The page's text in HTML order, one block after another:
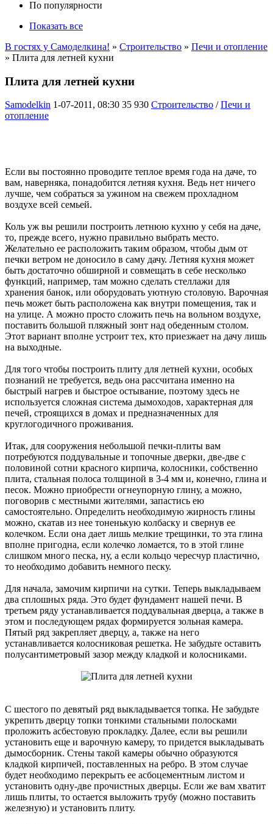
По популярности
Показать все
В гостях у Самоделкина! » Строительство » Печи и отопление
» Плита для летней кухни
Плита для летней кухни
Samodelkin 1-07-2011, 08:30 35 930 Строительство /Печи и
отопление
Если вы постоянно проводите теплое время года на даче, то
вам, наверняка, понадобится летняя кухня. Ведь нет ничего
лучше, чем собраться за ужином на свежем прохладном
воздухе всей семьей.
Коль уж вы решили построить летнюю кухню у себя на даче,
то, прежде всего, нужно правильно выбрать место.
Желательно ее расположить таким образом, чтобы дым от
печки ветром не доносило в саму дачу. Летняя кухня может
быть достаточно обширной и совмещать в себе несколько
функций, например, там можно сделать стеллажи для
хранения банок, или оборудовать уютную столовую. Варочная
печь может быть расположена как внутри помещения, так и
на улице. А можно просто сложить печь на вольном воздухе,
поставить большой пляжный зонт над обеденным столом.
Этот вариант вполне устроит тех, кто приезжает на дачу лишь
на выходные.
Для того чтобы построить плиту для летней кухни, особых
познаний не требуется, ведь она рассчитана именно на
быстрый нагрев и быстрое остывание, поэтому здесь не
используется сложная система дымоходов, характерная для
печей, строящихся в домах и предназначенных для
круглогодичного проживания.
Итак, для сооружения небольшой печки-плиты вам
потребуются поддувальные и топочные дверки, две-две с
половиной сотни красного кирпича, колосники, собственно
плита, стальная полоса толщиной в 3-4 мм и, конечно, глина и
песок. Можно приобрести огнеупорную глину, а можно,
поговорив с местными жителями, запастись ею
самостоятельно. Определить необходимую жирность глины
можно, скатав из нее тоненькую колбаску и свернув ее
колечком. Если она дает лишь мелкие трещинки, то эта глина
вполне пригодна, если колечко ломается, то в этой глине
слишком много песка, ну, а если кольцо чересчур пластично,
то необходимо добавить немного песку.
Для начала, замочим кирпичи на сутки. Теперь выкладываем
два сплошных ряда. Это будет фундамент нашей печи. В
третьем ряду устанавливается поддувальная дверца, а также в
этом и последующем рядах формируется зольная камера.
Пятый ряд закрепляет дверцу, а, также на него
устанавливается колосниковая решетка. Не забудьте оставить
полусантиметровый зазор между кладкой и колосниками.
С шестого по девятый ряд выкладывается топка. Не забудьте
укрепить дверцу топки тонкими стальными полосками
проложить асбестовую прокладку. Далее, если вы решили
установить еще и варочную камеру, то придется выкладывать
дымосборник. Стены такой камеры обычно образуются
кладкой кирпичей, поставленных на ребро. В этом случае
будет необходимо перекрыть ее асбоцементным листом и
установить одну-две прочистных дверцы. Если же вам хватит
лишь плиты, то остается выложить трубу (можно поставить
железную) и установить плиту.